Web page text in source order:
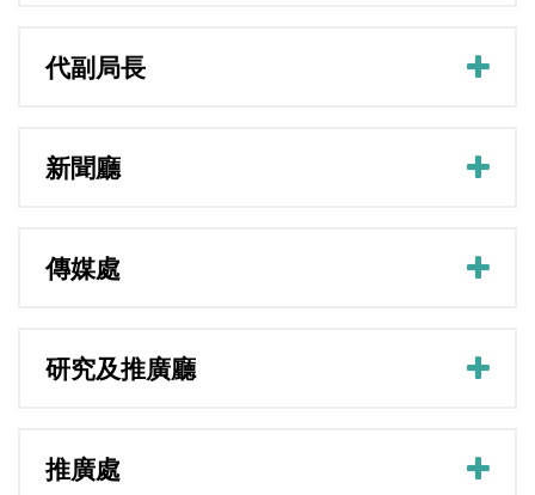
代副局長
新聞廳
傳媒處
研究及推廣廳
推廣處